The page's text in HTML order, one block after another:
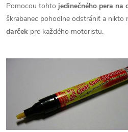
Pomocou tohto jedinečného pera na
škrabanec pohodlne odstrániť a nikto
darček pre každého motoristu.